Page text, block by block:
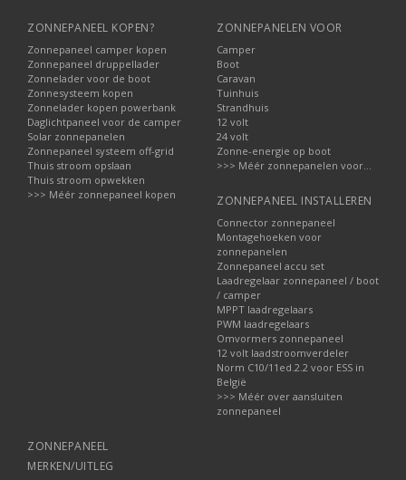
ZONNEPANEEL KOPEN?
Zonnepaneel camper kopen
Zonnepaneel druppellader
Zonnelader voor de boot
Zonnesysteem kopen
Zonnelader kopen powerbank
Daglichtpaneel voor de camper
Solar zonnepanelen
Zonnepaneel systeem off-grid
Thuis stroom opslaan
Thuis stroom opwekken
>>> Méér zonnepaneel kopen
ZONNEPANELEN VOOR
Camper
Boot
Caravan
Tuinhuis
Strandhuis
12 volt
24 volt
Zonne-energie op boot
>>> Méér zonnepanelen voor...
ZONNEPANEEL INSTALLEREN
Connector zonnepaneel
Montagehoeken voor
zonnepanelen
Zonnepaneel accu set
Laadregelaar zonnepaneel / boot
/ camper
MPPT laadregelaars
PWM laadregelaars
Omvormers zonnepaneel
12 volt laadstroomverdeler
Norm C10/11ed.2.2 voor ESS in
België
>>> Méér over aansluiten
zonnepaneel
ZONNEPANEEL
MERKEN/UITLEG